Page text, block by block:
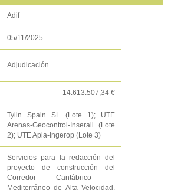
Adif
05/11/2025
Adjudicación
14.613.507,34 €
Tylin Spain SL (Lote 1); UTE
Arenas-Geocontrol-Inserail (Lote
2); UTE Apia-Ingerop (Lote 3)
Servicios para la redacción del
proyecto de construcción del
Corredor Cantábrico –
Mediterráneo de Alta Velocidad.